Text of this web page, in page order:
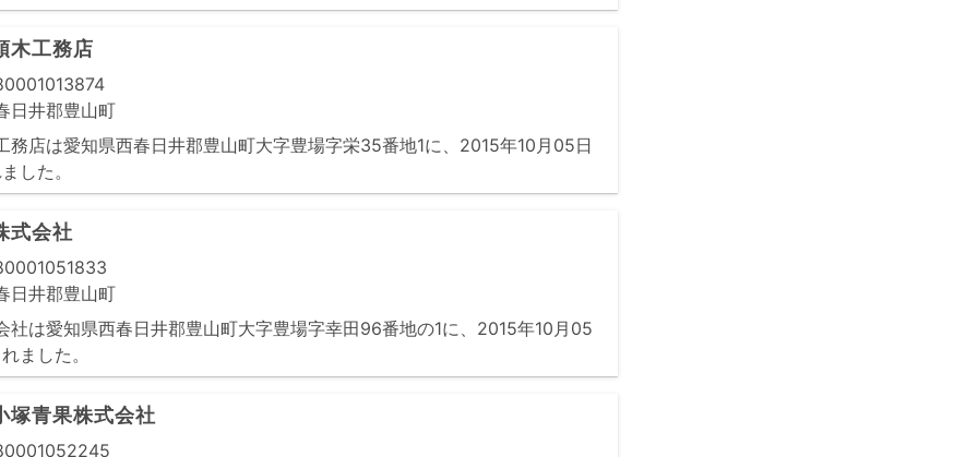
木工務店
日井郡豊山町
務店は愛知県西春日井郡豊山町大字豊場字栄35番地1に、2015年10月05日
した。
式会社
日井郡豊山町
社は愛知県西春日井郡豊山町大字豊場字幸田96番地の1に、2015年10月05
ました。
塚青果株式会社